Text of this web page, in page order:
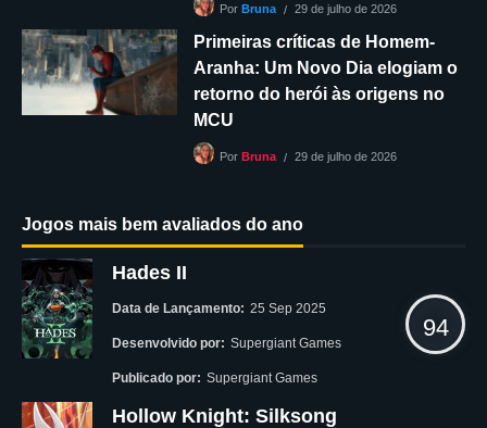
Por Bruna 29 de julho de 2026
Primeiras críticas de Homem-
Aranha: Um Novo Dia elogiam o
retorno do herói às origens no
MCU
Por Bruna 29 de julho de 2026
Jogos mais bem avaliados do ano
Hades II
Data de Lançamento: 25 Sep 2025
Desenvolvido por: Supergiant Games
Publicado por: Supergiant Games
94
Hollow Knight: Silksong